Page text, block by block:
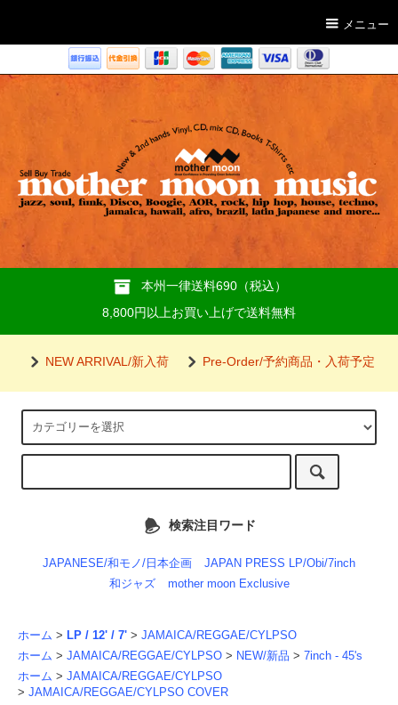
メニュー
本州一律送料690（税込）
8,800円以上お買い上げで送料無料
NEW ARRIVAL/新入荷 Pre-Order/予約商品・入荷予定
検索注目ワード
JAPANESE/和モノ/日本企画
JAPAN PRESS LP/Obi/7inch
和ジャズ
mother moon Exclusive
ホーム > LP / 12' / 7' > JAMAICA/REGGAE/CYLPSO
ホーム > JAMAICA/REGGAE/CYLPSO > NEW/新品 > 7inch - 45's
ホーム > JAMAICA/REGGAE/CYLPSO
> JAMAICA/REGGAE/CYLPSO COVER